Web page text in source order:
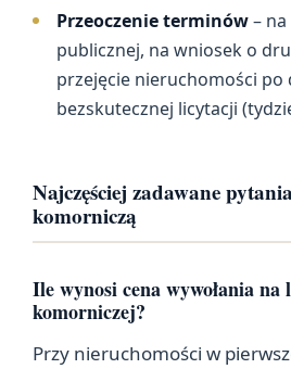
Przeoczenie terminów–
publicznej, na wniosek o
przejęcie nieruchomości po
bezskutecznej licytacji
Najczęściej zadawane
komorniczą
Ile wynosi cena wywołania
komorniczej?
Przy nieruchomości w